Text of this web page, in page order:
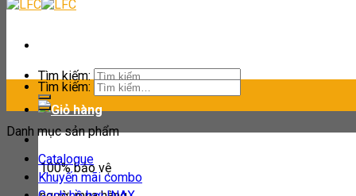
Tìm kiếm:
100% bảo vệ
Tìm kiếm:
Danh mục sản phẩm
Catalogue
Khuyến mãi combo